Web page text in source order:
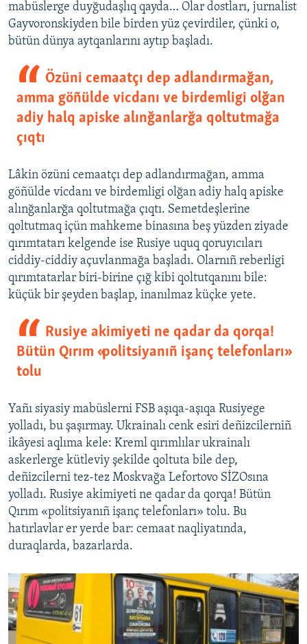
mabüslerge duyğudaşlıq qayda… Olar dostları, jurnalist
Gayvoronskiyden bile birden yüz çevirdiler, çünki o,
bütün dünya aytqanlarını aytıp başladı.
Özüni cemaatçı dep adlandırmağan,
amma göñülde vicdanı ve birdemligi olğan
adiy halq apiske alınğanlarğa qoltutmağa
çıqtı
Lâkin özüni cemaatçı dep adlandırmağan, amma
göñülde vicdanı ve birdemligi olğan adiy halq apiske
alınğanlarğa qoltutmağa çıqtı. Semetdeşlerine
qoltutmaq içün mahkeme binasına beş yüzden ziyade
qırımtatarı kelgende ise Rusiye uquq qoruyıcıları
ciddiy-ciddiy açuvlanmağa başladı. Olarnıñ reberligi
qırımtatarlar biri-birine çığ kibi qoltutqanını bile:
küçük bir şeyden başlap, inanılmaz küçke yete.
Rusiye akimiyeti ne qadar da qorqa!
Bütün Qırım «politsiyanıñ işanç telefonları»
tolu
Yañı siyasiy mabüslerni FSB aşıqa-aşıqa Rusiyege
yolladı, bu şaşırmay. Ukrainalı cenk esiri deñizcilerniñ
ikâyesi aqlıma kele: Kreml qırımlılar ukrainalı
askerlerge kütleviy şekilde qoltuta bile dep,
deñizcilerni tez-tez Moskvağa Lefortovo SİZOsına
yolladı. Rusiye akimiyeti ne qadar da qorqa! Bütün
Qırım «politsiyanıñ işanç telefonları» tolu. Bu
hatırlavlar er yerde bar: cemaat naqliyatında,
duraqlarda, bazarlarda.